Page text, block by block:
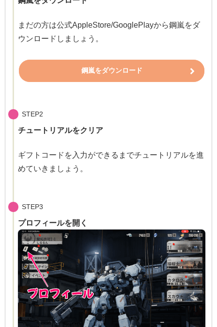
まだの方は公式AppleStore/GooglePlayから鋼嵐をダ
ウンロードしましょう。
鋼嵐をダウンロード
STEP2
チュートリアルをクリア
ギフトコードを入力ができるまでチュートリアルを進
めていきましょう。
STEP3
プロフィールを開く